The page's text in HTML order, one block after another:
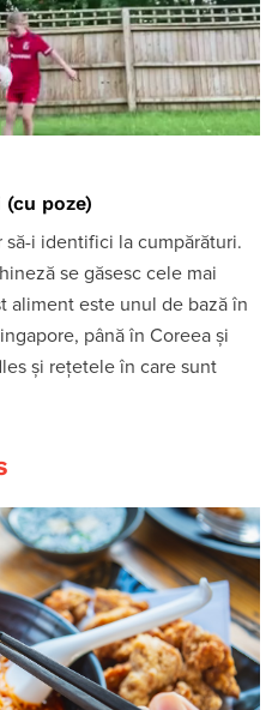
poze)
să-i identifici la cumpărături.
se găsesc cele mai
aliment este unul de bază în
până în Coreea și
și rețetele în care sunt